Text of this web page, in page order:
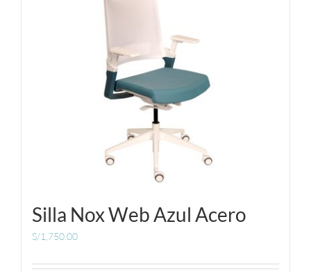
Silla Nox Web Azul Acero
S/1,750.00